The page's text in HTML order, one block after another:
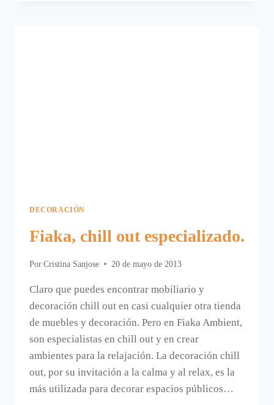
DECORACIÓN
Fiaka, chill out especializado.
Por Cristina Sanjose 20 de mayo de 2013
Claro que puedes encontrar mobiliario y
decoración chill out en casi cualquier otra tienda
de muebles y decoración. Pero en Fiaka Ambient,
son especialistas en chill out y en crear
ambientes para la relajación. La decoración chill
out, por su invitación a la calma y al relax, es la
más utilizada para decorar espacios públicos…